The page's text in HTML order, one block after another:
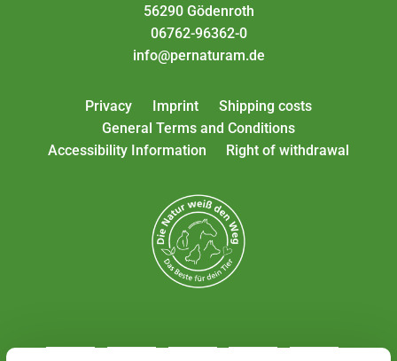
56290 Gödenroth
06762-96362-0
info@pernaturam.de
Privacy Imprint
Shipping costs
General Terms and Conditions
Accessibility Information
Right of withdrawal